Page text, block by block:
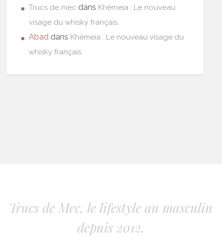
Trucs de mec dans Khêmeia : Le nouveau
visage du whisky français.
Abad dans Khêmeia : Le nouveau visage du
whisky français.
Trucs de Mec, le lifestyle au masculin
depuis 2012.